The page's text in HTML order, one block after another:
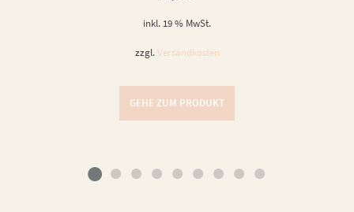
inkl. 19 % MwSt.
zzgl. Versandkosten
GEHE ZUM PRODUKT